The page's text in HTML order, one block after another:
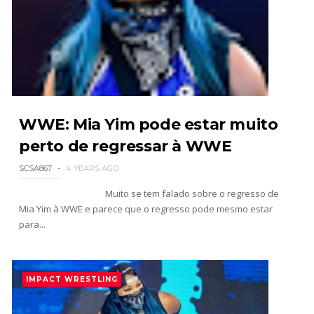
TNA iMPACT Wrestling 23 July 2026
Unknown-Jul 24 2026
Unknown-Jul 23 2026
Jul 22 2026
AEW Dynamite 05AUG26
Unknown-Aug 06 2026
WWE: Mia Yim pode estar muito
perto de regressar à WWE
SCSA867 4 YEARS AGO
Muito se tem falado sobre o regresso de
Mia Yim à WWE e parece que o regresso pode mesmo estar
para...
IMPACT WRESTLING